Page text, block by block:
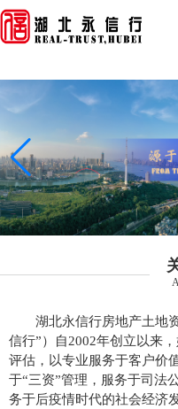
湖北永信行房地产土地资
信行”）自2002年创立以来
评估，以专业服务于客户价
于“三资”管理，服务于司法
务于后疫情时代的社会经济